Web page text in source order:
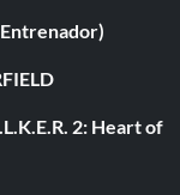
2: Heart of